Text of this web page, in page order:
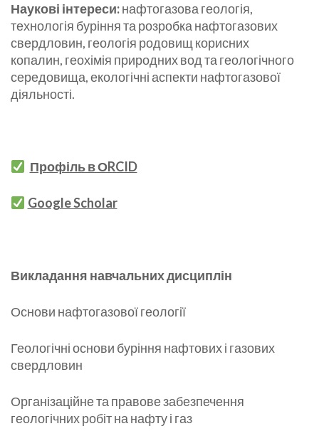
Наукові інтереси:нафтогазова геологія,
технологія буріння та розробка нафтогазових
свердловин, геологія родовищ корисних
копалин, геохімія природних вод та геологічного
середовища, екологічні аспекти нафтогазової
діяльності.
Профіль в ОRCID
Google Scholar
Викладання навчальних дисциплін
Основи нафтогазової геології
Геологічні основи буріння нафтових і газових
свердловин
Організаційне та правове забезпечення
геологічних робіт на нафту і газ